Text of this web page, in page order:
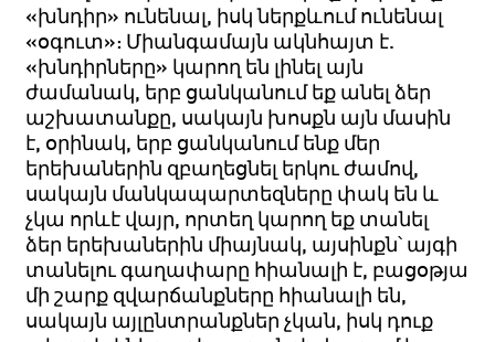
«խնդիր» ունենալ, իսկ ներքևում ունենալ
«օգուտ»: Միանգամայն ակնհայտ է.
«խնդիրները» կարող են լինել այն
ժամանակ, երբ ցանկանում եք անել ձեր
աշխատանքը, սակայն խոսքն այն մասին
է, օրինակ, երբ ցանկանում ենք մեր
երեխաներին զբաղեցնել երկու ժամով,
սակայն մանկապարտեզները փակ են և
չկա որևէ վայր, որտեղ կարող եք տանել
ձեր երեխաներին միայնակ, այսինքն՝ այգի
տանելու գաղափարը հիանալի է, բացօթյա
մի շարք զվարճանքները հիանալի են,
սակայն այլընտրանքներ չկան, իսկ դուք